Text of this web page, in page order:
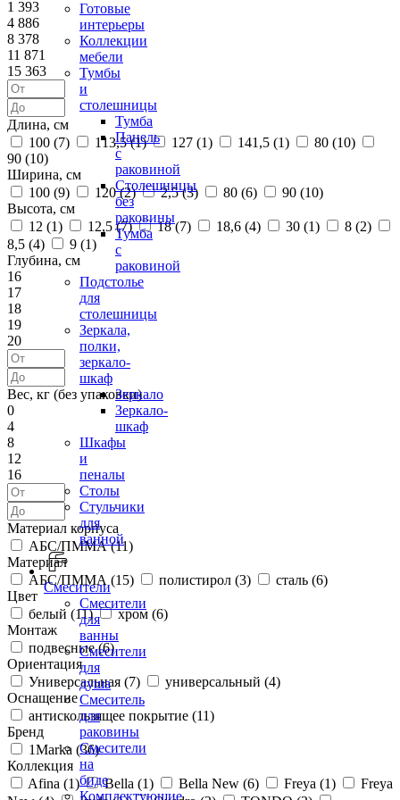
Готовые
интерьеры
Коллекции
мебели
Тумбы
и
столешницы
Тумба
Панель
с
раковиной
Столешницы
без
раковины
Тумба
с
раковиной
Подстолье
для
столешницы
Зеркала,
полки,
зеркало-
шкаф
Зеркало
Зеркало-
шкаф
Шкафы
и
пеналы
Столы
Стульчики
для
ванной
Смесители
Смесители
для
ванны
Смесители
для
душа
Смеситель
для
раковины
Смесители
на
биде
Комплектующие
1 393
4 886
8 378
11 871
15 363
Длина, см
100 (7) 113,5 (1) 127 (1) 141,5 (1) 80 (10)
90 (10)
Ширина, см
100 (9) 120 (2) 2,5 (3) 80 (6) 90 (10)
Высота, см
12 (1) 12,5 (7) 18 (7) 18,6 (4) 30 (1) 8 (2)
8,5 (4) 9 (1)
Глубина, см
16
17
18
19
20
Вес, кг (без упаковки)
0
4
8
12
16
Материал корпуса
АБС/ПММА (11)
Материал
АБС/ПММА (15) полистирол (3) сталь (6)
Цвет
белый (11) хром (6)
Монтаж
подвесные (6)
Ориентация
Универсальная (7) универсальный (4)
Оснащение
антискользящее покрытие (11)
Бренд
1Marka (36)
Коллекция
Afina (1) Bella (1) Bella New (6) Freya (1)
Freya